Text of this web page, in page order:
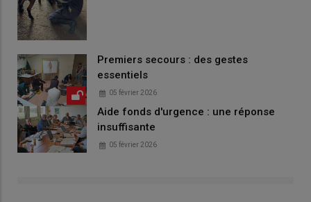
Premiers secours : des gestes
essentiels
05 février 2026
Aide fonds d'urgence : une réponse
insuffisante
05 février 2026